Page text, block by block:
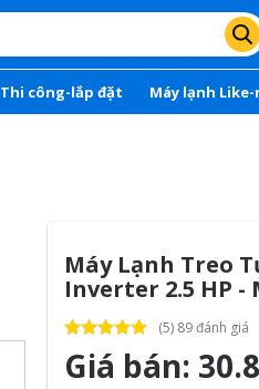
Thi công-lắp đặt Máy lạnh
Máy Lạnh Treo
Inverter 2.5 HP -
(5) 89 đánh giá
Giá bán: